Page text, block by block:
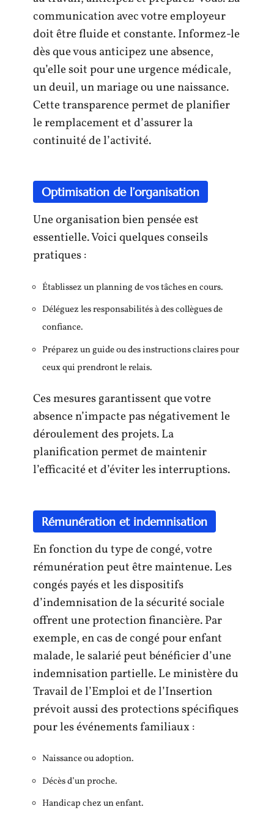
communication avec votre employeur
doit être fluide et constante. Informez-le
dès que vous anticipez une absence,
qu’elle soit pour une urgence médicale,
un deuil, un mariage ou une naissance.
Cette transparence permet de planifier
le remplacement et d’assurer la
continuité de l’activité.
Optimisation de l’organisation
Une organisation bien pensée est
essentielle. Voici quelques conseils
pratiques :
Établissez un planning de vos tâches en cours.
Déléguez les responsabilités à des collègues de
confiance.
Préparez un guide ou des instructions claires pour
ceux qui prendront le relais.
Ces mesures garantissent que votre
absence n’impacte pas négativement le
déroulement des projets. La
planification permet de maintenir
l’efficacité et d’éviter les interruptions.
Rémunération et indemnisation
En fonction du type de congé, votre
rémunération peut être maintenue. Les
congés payés et les dispositifs
d’indemnisation de la sécurité sociale
offrent une protection financière. Par
exemple, en cas de congé pour enfant
malade, le salarié peut bénéficier d’une
indemnisation partielle. Le ministère du
Travail de l’Emploi et de l’Insertion
prévoit aussi des protections spécifiques
pour les événements familiaux :
Naissance ou adoption.
Décès d’un proche.
Handicap chez un enfant.